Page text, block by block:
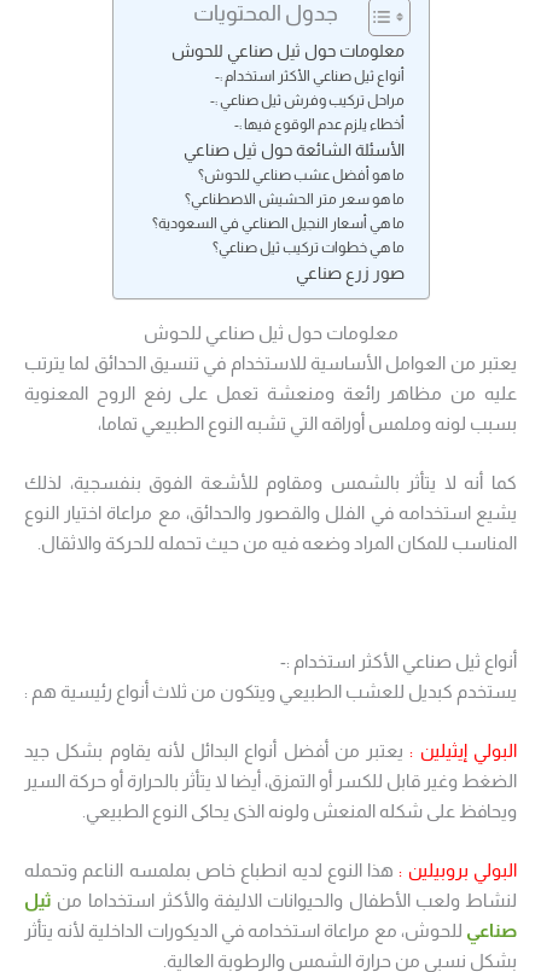
جدول المحتويات
معلومات حول ثيل صناعي للحوش
أنواع ثيل صناعي الأكثر استخدام :-
مراحل تركيب وفرش ثيل صناعي :-
أخطاء يلزم عدم الوقوع فيها :-
الأسئلة الشائعة حول ثيل صناعي
ما هو أفضل عشب صناعي للحوش؟
ما هو سعر متر الحشيش الاصطناعي؟
ما هي أسعار النجيل الصناعي في السعودية؟
ما هي خطوات تركيب ثيل صناعي؟
صور زرع صناعي
معلومات حول ثيل صناعي للحوش
يعتبر من العوامل الأساسية للاستخدام في تنسيق الحدائق لما يترتب
عليه من مظاهر رائعة ومنعشة تعمل على رفع الروح المعنوية
بسبب لونه وملمس أوراقه التي تشبه النوع الطبيعي تماما،
كما أنه لا يتأثر بالشمس ومقاوم للأشعة الفوق بنفسجية، لذلك
يشيع استخدامه في الفلل والقصور والحدائق، مع مراعاة اختيار النوع
المناسب للمكان المراد وضعه فيه من حيث تحمله للحركة والاثقال.
أنواع ثيل صناعي الأكثر استخدام :-
يستخدم كبديل للعشب الطبيعي ويتكون من ثلاث أنواع رئيسية هم :
البولي إيثيلين :يعتبر من أفضل أنواع البدائل لأنه يقاوم بشكل جيد
الضغط وغير قابل للكسر أو التمزق، أيضا لا يتأثر بالحرارة أو حركة السير
ويحافظ على شكله المنعش ولونه الذى يحاكى النوع الطبيعي.
البولي بروبيلين :هذا النوع لديه انطباع خاص بملمسه الناعم وتحمله
لنشاط ولعب الأطفال والحيوانات الاليفة والأكثر استخداما من ثيل
صناعي للحوش، مع مراعاة استخدامه في الديكورات الداخلية لأنه يتأثر
بشكل نسبي من حرارة الشمس والرطوبة العالية.